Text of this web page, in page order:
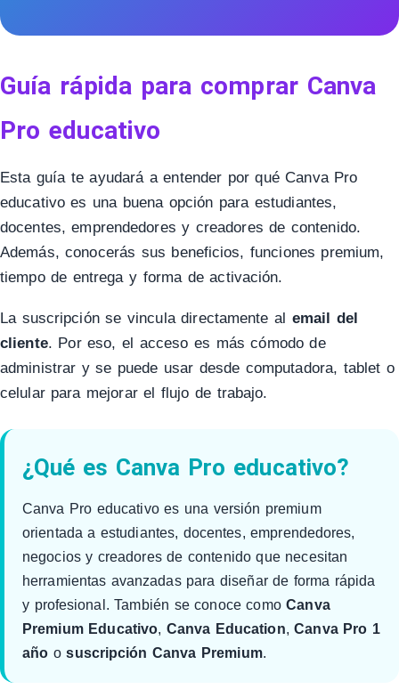
Guía rápida para comprar Canva
Pro educativo
Esta guía te ayudará a entender por qué Canva Pro
educativo es una buena opción para estudiantes,
docentes, emprendedores y creadores de contenido.
Además, conocerás sus beneficios, funciones premium,
tiempo de entrega y forma de activación.
La suscripción se vincula directamente al email del
cliente. Por eso, el acceso es más cómodo de
administrar y se puede usar desde computadora, tablet o
celular para mejorar el flujo de trabajo.
¿Qué es Canva Pro educativo?
Canva Pro educativo es una versión premium
orientada a estudiantes, docentes, emprendedores,
negocios y creadores de contenido que necesitan
herramientas avanzadas para diseñar de forma rápida
y profesional. También se conoce comoCanva
Premium Educativo, Canva Education,Canva Pro 1
año osuscripción Canva Premium.